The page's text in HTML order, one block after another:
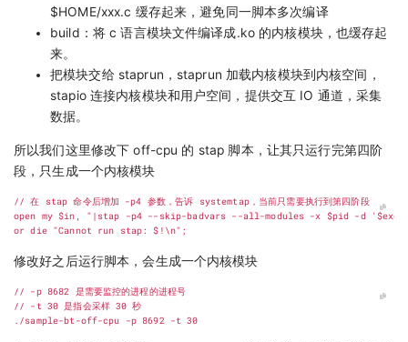
$HOME/xxx.c 缓存起来，避免同一脚本多次编译
build：将 c 语言模块文件编译成.ko 的内核模块，也缓存起
来。
把模块交给 staprun，staprun 加载内核模块到内核空间，
stapio 连接内核模块和用户空间，提供交互 IO 通道，采集
数据。
所以我们这里修改下 off-cpu 的 stap 脚本，让其只运行完第四阶
段，只生成一个内核模块
// 在 stap 命令后增加 -p4 参数，告诉 systemtap，当前只需要执行到第四阶段
修改好之后运行脚本，会生成一个内核模块